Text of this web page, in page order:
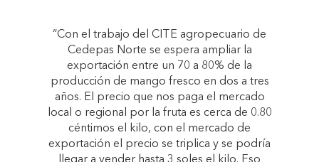
“Con el trabajo del CITE agropecuario de
Cedepas Norte se espera ampliar la
exportación entre un 70 a 80% de la
producción de mango fresco en dos a tres
años. El precio que nos paga el mercado
local o regional por la fruta es cerca de 0.80
céntimos el kilo, con el mercado de
exportación el precio se triplica y se podría